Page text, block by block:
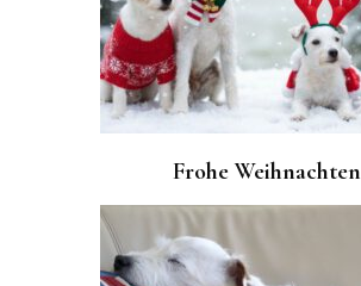
Frohe Weihnachten